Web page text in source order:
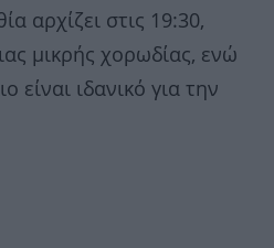
αρχίζει στις 19:30,
μικρής χορωδίας, ενώ
ιδανικό για την